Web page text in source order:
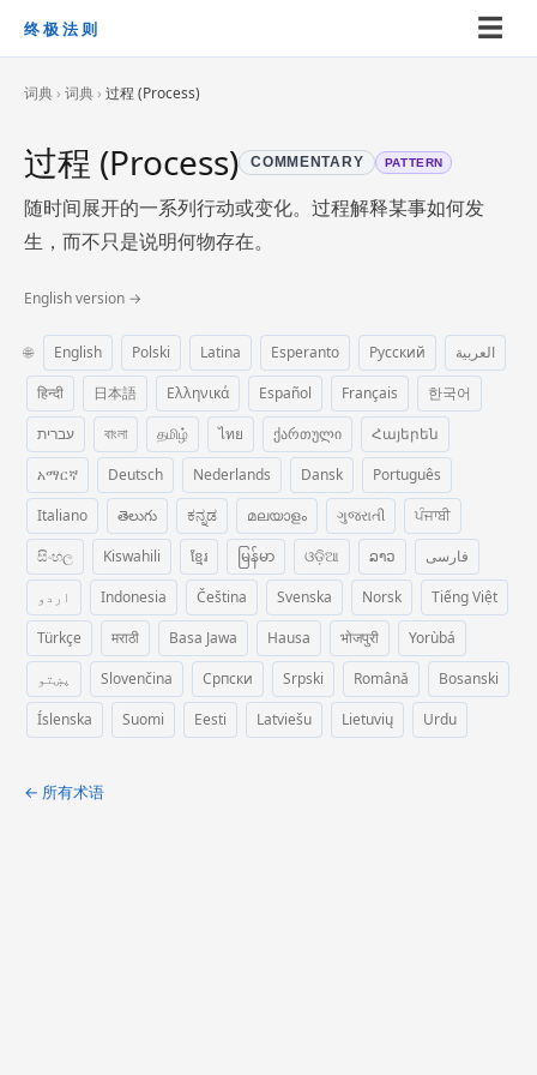
终极法则 ☰
词典 › 词典 › 过程 (Process)
过程 (Process) COMMENTARY PATTERN
随时间展开的一系列行动或变化。过程解释某事如何发
生，而不只是说明何物存在。
English version →
🌐 English Polski Latina Esperanto Русский
العربية
हिन्दी
日本語 Ελληνικά Español Français
한국어
עברית
বাংলা தமிழ் ไทย ქართული
Հայերեն
አማርኛ
Deutsch Nederlands Dansk
Português
Italiano
తెలుగు ಕನ್ನಡ മലയാളം ગુજરાતી
ਪੰਜਾਬੀ
සිංහල
Kiswahili ខ្មែរ မြန်မာ ଓଡ଼ିଆ ລາວ
فارسی
اردو
Indonesia Čeština Svenska Norsk
Tiếng Việt
Türkçe
मराठी Basa Jawa Hausa भोजपुरी
Yorùbá
پښتو
Slovenčina Српски Srpski Română
Bosanski
Íslenska
Suomi Eesti Latviešu Lietuvių Urdu
← 所有术语